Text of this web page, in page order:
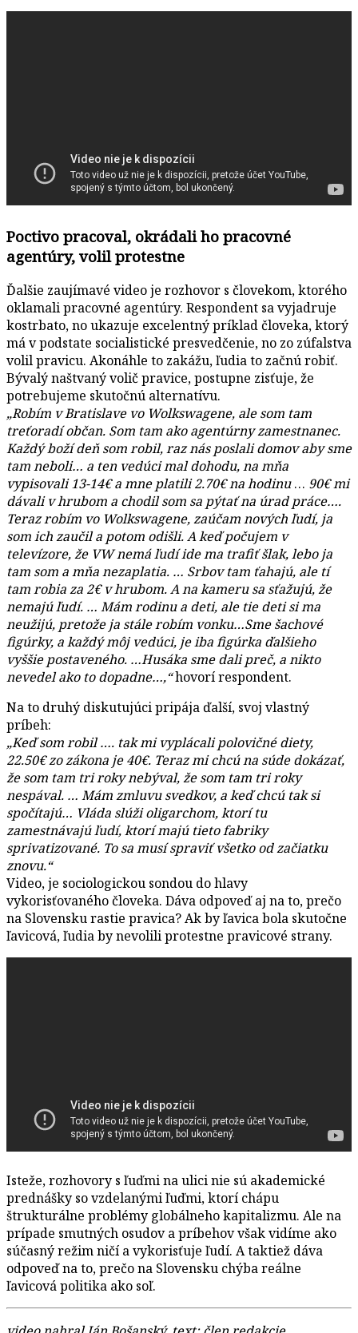
Poctivo pracoval, okrádali ho pracovné
agentúry, volil protestne
Ďalšie zaujímavé video je rozhovor s človekom, ktorého
oklamali pracovné agentúry. Respondent sa vyjadruje
kostrbato, no ukazuje excelentný príklad človeka, ktorý
má v podstate socialistické presvedčenie, no zo zúfalstva
volil pravicu. Akonáhle to zakážu, ľudia to začnú robiť.
Bývalý naštvaný volič pravice, postupne zisťuje, že
potrebujeme skutočnú alternatívu.
„Robím v Bratislave vo Wolkswagene, ale som tam
treťoradí občan. Som tam ako agentúrny zamestnanec.
Každý boží deň som robil, raz nás poslali domov aby sme
tam neboli… a ten vedúci mal dohodu, na mňa
vypisovali 13-14€ a mne platili 2.70€ na hodinu… 90€ mi
dávali v hrubom a chodil som sa pýtať na úrad práce….
Teraz robím vo Wolkswagene, zaúčam nových ľudí, ja
som ich zaučil a potom odišli. A keď počujem v
televízore, že VW nemá ľudí ide ma trafiť šlak, lebo ja
tam som a mňa nezaplatia. … Srbov tam ťahajú, ale tí
tam robia za 2€ v hrubom. A na kameru sa sťažujú, že
nemajú ľudí. … Mám rodinu a deti, ale tie deti si ma
neužijú, pretože ja stále robím vonku…Sme šachové
figúrky, a každý môj vedúci, je iba figúrka ďalšieho
vyššie postaveného. …Husáka sme dali preč, a nikto
nevedel ako to dopadne…,“hovorí respondent.
Na to druhý diskutujúci pripája ďalší, svoj vlastný
príbeh:
„Keď som robil …. tak mi vyplácali polovičné diety,
22.50€ zo zákona je 40€. Teraz mi chcú na súde dokázať,
že som tam tri roky nebýval, že som tam tri roky
nespával. … Mám zmluvu svedkov, a keď chcú tak si
spočítajú… Vláda slúži oligarchom, ktorí tu
zamestnávajú ľudí, ktorí majú tieto fabriky
sprivatizované. To sa musí spraviť všetko od začiatku
znovu.“
Video, je sociologickou sondou do hlavy
vykorisťovaného človeka. Dáva odpoveď aj na to, prečo
na Slovensku rastie pravica? Ak by ľavica bola skutočne
ľavicová, ľudia by nevolili protestne pravicové strany.
Isteže, rozhovory s ľuďmi na ulici nie sú akademické
prednášky so vzdelanými ľuďmi, ktorí chápu
štrukturálne problémy globálneho kapitalizmu. Ale na
prípade smutných osudov a príbehov však vidíme ako
súčasný režim ničí a vykorisťuje ľudí. A taktiež dáva
odpoveď na to, prečo na Slovensku chýba reálne
ľavicová politika ako soľ.